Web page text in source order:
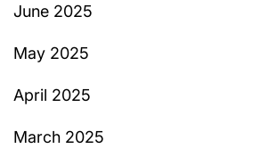
June 2025
May 2025
April 2025
March 2025